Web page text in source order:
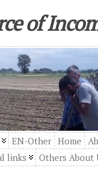
of
EN-Other Home
links Others About